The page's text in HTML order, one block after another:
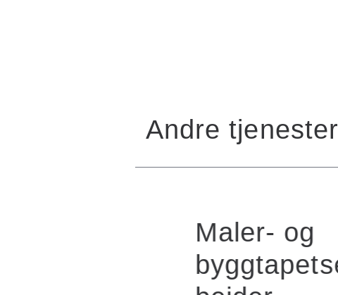
Andre tjenester